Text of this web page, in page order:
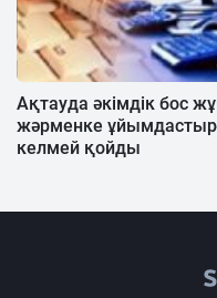
Ақтауда әкімдік бос
жәрменке
келмей қойды